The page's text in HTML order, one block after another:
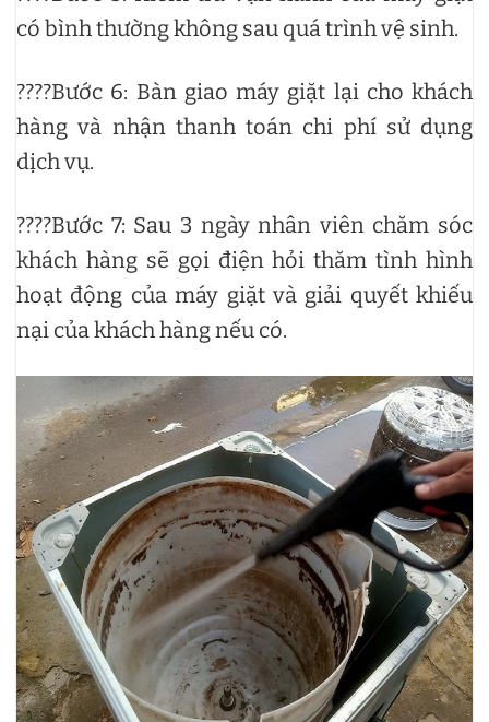
có bình thường không sau quá trình vệ sinh.
????Bước 6: Bàn giao máy giặt lại cho khách
hàng và nhận thanh toán chi phí sử dụng
dịch vụ.
????Bước 7: Sau 3 ngày nhân viên chăm sóc
khách hàng sẽ gọi điện hỏi thăm tình hình
hoạt động của máy giặt và giải quyết khiếu
nại của khách hàng nếu có.